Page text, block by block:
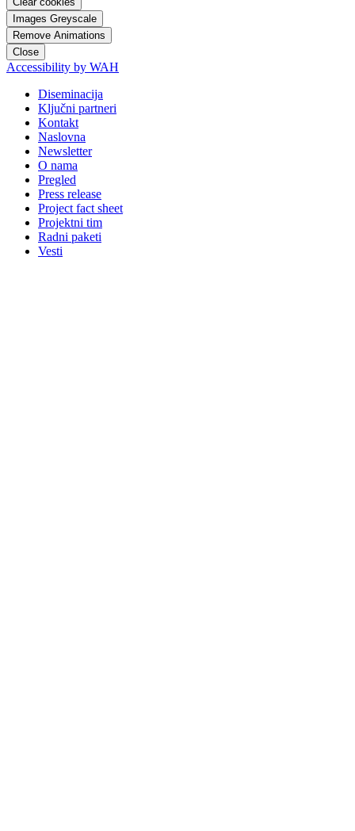
Images Greyscale
Remove Animations
Close
Accessibility by WAH
Diseminacija
Ključni partneri
Kontakt
Naslovna
Newsletter
O nama
Pregled
Press release
Project fact sheet
Projektni tim
Radni paketi
Vesti